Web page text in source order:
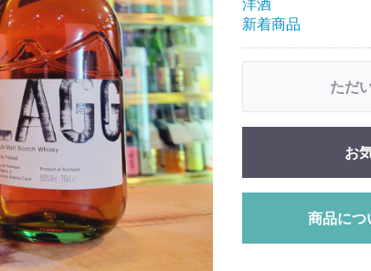
洋酒
新着商品
ただ
お
商品につ